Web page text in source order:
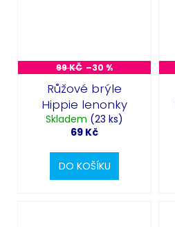
99 KČ –30 %
Růžové brýle
Hippie lenonky
Skladem (23 ks)
69 Kč
DO KOŠÍKU